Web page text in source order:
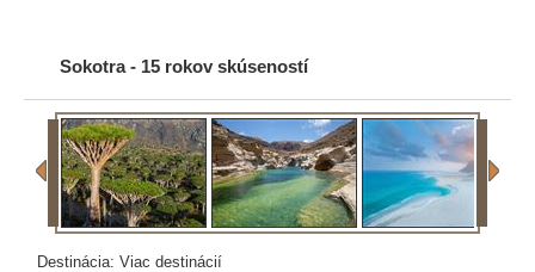
Sokotra - 15 rokov skúseností
Destinácia: Viac destinácií